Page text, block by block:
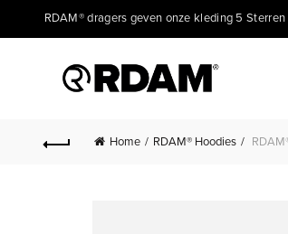
RDAM® dragers geven onze kleding 5
Home RDAM® Hoodies